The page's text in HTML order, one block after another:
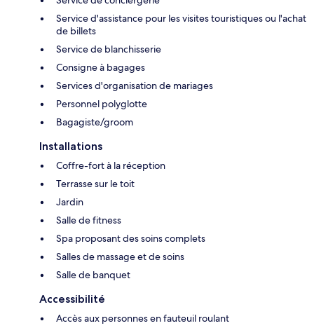
Service d'assistance pour les visites touristiques ou l'achat
de billets
Service de blanchisserie
Consigne à bagages
Services d'organisation de mariages
Personnel polyglotte
Bagagiste/groom
Installations
Coffre-fort à la réception
Terrasse sur le toit
Jardin
Salle de fitness
Spa proposant des soins complets
Salles de massage et de soins
Salle de banquet
Accessibilité
Accès aux personnes en fauteuil roulant